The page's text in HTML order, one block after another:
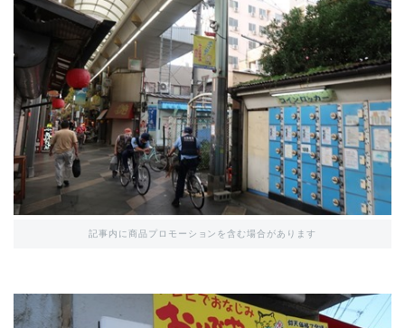
記事内に商品プロモーションを含む場合があります